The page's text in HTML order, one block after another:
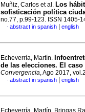
Muñiz, Carlos et al. Los
sofisticación política
no.77, p.99-123. ISSN 1405-
· abstract in spanish english
Echeverría, Martín.
de las elecciones. El
Convergencia, Ago 2017,
· abstract in spanish english
Echeverría, Martín, Bringas